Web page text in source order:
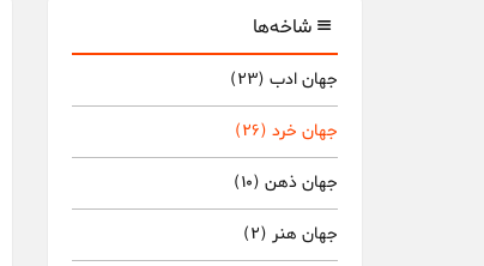
شاخه‌ها
جهان ادب (23)
جهان خرد (26)
جهان ذهن (10)
جهان هنر (2)